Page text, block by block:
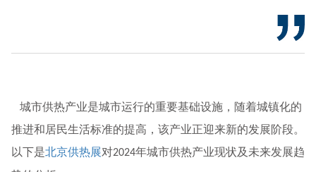
城市供热产业是城市运行的重要基础设施，随着城镇化的
推进和居民生活标准的提高，该产业正迎来新的发展阶段。
以下是北京供热展对2024年城市供热产业现状及未来发展趋